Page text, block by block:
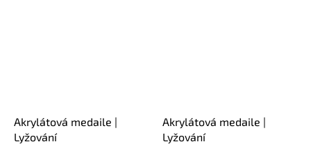
Akrylátová medaile |
Lyžování
Akrylátová medaile |
Lyžování